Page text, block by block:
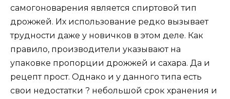
самогоноварения является спиртовой тип
дрожжей. Их использование редко вызывает
трудности даже у новичков в этом деле. Как
правило, производители указывают на
упаковке пропорции дрожжей и сахара. Да и
рецепт прост. Однако и у данного типа есть
свои недостатки ? небольшой срок хранения и